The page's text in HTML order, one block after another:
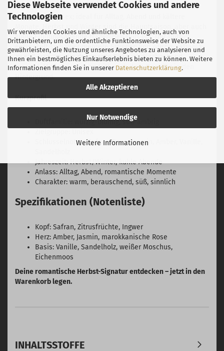
Diese Webseite verwendet Cookies und andere
Technologien
Wir verwenden Cookies und ähnliche Technologien, auch von
Drittanbietern, um die ordentliche Funktionsweise der Website zu
gewährleisten, die Nutzung unseres Angebotes zu analysieren und
Ihnen ein bestmögliches Einkaufserlebnis bieten zu können. Weitere
Informationen finden Sie in unserer Datenschutzerklärung.
Alle Akzeptieren
Nur Notwendige
Weitere Informationen
Süß, warm, unisex; ideal für Alltag, Abend und kältere
Monate. Herbst und Winter sind die Hauptsaison, aber auch
kühle Frühlingsabende tragen den Duft gut. Der Duft
entwickelt sich über mehrere Stunden von würzig-safranig
zu süß-vanillig, diedominante Süßeist durchgehend
präsent. Moderne Frische tritt nach dem Opening in den
Hintergrund.
Kurzprofil
Duftfamilie: würzig-blumig, süß-ambrig
Schlüsselnoten: Safran, Rose, Jasmin, Amber, Vanille,
Jahreszeit: Herbst/Winter, kühle Abende
Anlass: Alltag, Abend, romantische Momente
Charakter: warm, berauschend, süß, sinnlich
Spezifikationen (Notenliste)
Kopf: Safran, Zitrusfrüchte, Ingwer
Herz: Amber, Jasmin, marokkanische Rose
Basis: Vanille, Sandelholz, weißer Moschus,
Eichenmoos
Deine romantische Herbst-Signatur entdecken – jetzt in den
Warenkorb legen.
INHALTSSTOFFE